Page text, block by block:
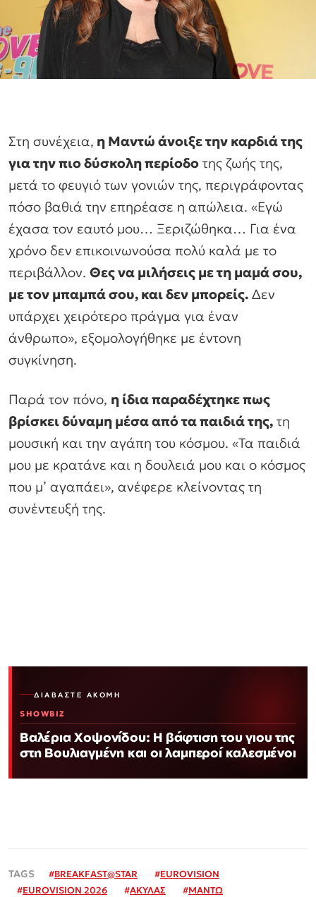
Στη συνέχεια, η Μαντώ άνοιξε την καρδιά της
για την πιο δύσκολη περίοδο της ζωής της,
μετά το φευγιό των γονιών της, περιγράφοντας
πόσο βαθιά την επηρέασε η απώλεια. «Εγώ
έχασα τον εαυτό μου… Ξεριζώθηκα… Για ένα
χρόνο δεν επικοινωνούσα πολύ καλά με το
περιβάλλον. Θες να μιλήσεις με τη μαμά σου,
με τον μπαμπά σου, και δεν μπορείς. Δεν
υπάρχει χειρότερο πράγμα για έναν
άνθρωπο», εξομολογήθηκε με έντονη
συγκίνηση.
Παρά τον πόνο, η ίδια παραδέχτηκε πως
βρίσκει δύναμη μέσα από τα παιδιά της, τη
μουσική και την αγάπη του κόσμου. «Τα παιδιά
μου με κρατάνε και η δουλειά μου και ο κόσμος
που μ’ αγαπάει», ανέφερε κλείνοντας τη
συνέντευξή της.
ΔΙΑΒΆΣΤΕ ΑΚΌΜΗ
SHOWBIZ
Βαλέρια Χοψονίδου: Η βάφτιση του γιου της
στη Βουλιαγμένη και οι λαμπεροί καλεσμένοι
#BREAKFAST@STAR #EUROVISION
#EUROVISION 2026 #ΑΚΥΛΑΣ #ΜΑΝΤΩ